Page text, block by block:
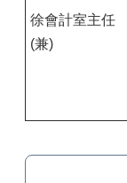
徐會計室主任
(兼)